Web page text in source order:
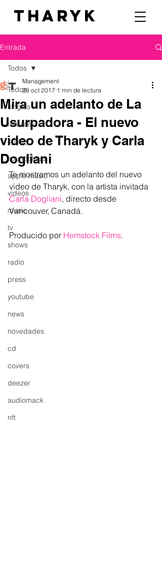
THARYK
Entrada
Todos
singles
releases
spotify
soundcloud
apple music
videos
music
tv
shows
radio
press
youtube
news
novedades
cd
covers
deezer
audiomack
nft
Todos
Mira un adelanto de La
Usurpadora - El nuevo
video de Tharyk y Carla
Dogliani
Management
28 oct 2017 1 min de lectura
Te mostramos un adelanto del nuevo
video de Tharyk, con la artista invitada
Carla Dogliani, directo desde
Vancouver, Canadá.
Producido por Hemstock Films.